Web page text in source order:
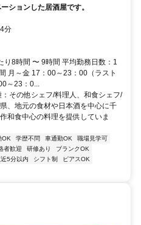
ションした居酒屋です。
分
り8時間 〜 9時間 平均勤務日数：1
月～金 17：00～23：00（ラスト
～23：0...
その他シェフ/料理人、和食シェフ/
、地元の食材や日本酒を中心に千
和食中心の料理を提供していま
OK 学歴不問 車通勤OK
職場見学可
者歓迎 研修あり
ブランクOK
5分以内 シフト制
ピアスOK